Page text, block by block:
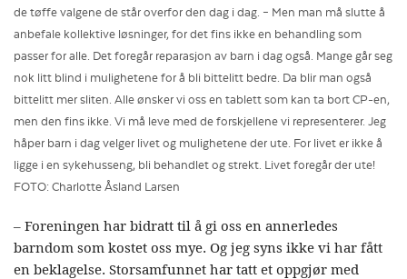
de tøffe valgene de står overfor den dag i dag. – Men man må slutte å
anbefale kollektive løsninger, for det fins ikke en behandling som
passer for alle. Det foregår reparasjon av barn i dag også. Mange går seg
nok litt blind i mulighetene for å bli bittelitt bedre. Da blir man også
bittelitt mer sliten. Alle ønsker vi oss en tablett som kan ta bort CP-en,
men den fins ikke. Vi må leve med de forskjellene vi representerer. Jeg
håper barn i dag velger livet og mulighetene der ute. For livet er ikke å
ligge i en sykehusseng, bli behandlet og strekt. Livet foregår der ute!
FOTO: Charlotte Åsland Larsen
– Foreningen har bidratt til å gi oss en annerledes
barndom som kostet oss mye. Og jeg syns ikke vi har fått
en beklagelse. Storsamfunnet har tatt et oppgjør med